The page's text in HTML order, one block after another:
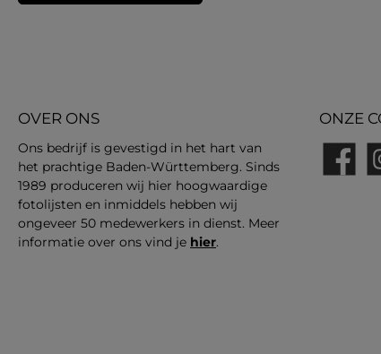
OVER ONS
Ons bedrijf is gevestigd in het hart van
het prachtige Baden-Württemberg. Sinds
1989 produceren wij hier hoogwaardige
fotolijsten en inmiddels hebben wij
ongeveer 50 medewerkers in dienst. Meer
informatie over ons vind je hier.
ONZE
Facebook